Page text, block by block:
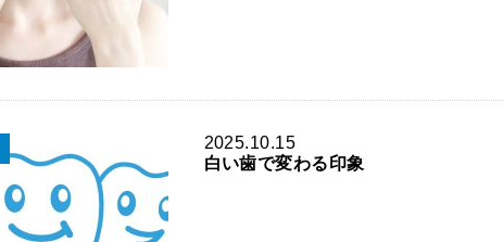
2025.10.15
白い歯で変わる印象